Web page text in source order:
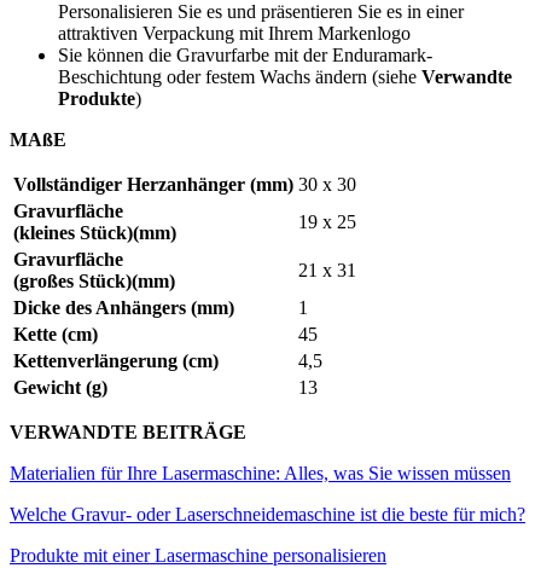
Personalisieren Sie es und präsentieren Sie es in einer
attraktiven Verpackung mit Ihrem Markenlogo
Sie können die Gravurfarbe mit der Enduramark-
Beschichtung oder festem Wachs ändern (siehe Verwandte
Produkte)
MAßE
Vollständiger Herzanhänger (mm) 30 x 30
Gravurfläche
(kleines Stück)(mm)
19 x 25
Gravurfläche
(großes Stück)(mm)
21 x 31
Dicke des Anhängers (mm)
1
Kette (cm)
45
Kettenverlängerung (cm)
4,5
Gewicht (g)
13
VERWANDTE BEITRÄGE
Materialien für Ihre Lasermaschine: Alles, was Sie wissen müssen
Welche Gravur- oder Laserschneidemaschine ist die beste für mich?
Produkte mit einer Lasermaschine personalisieren